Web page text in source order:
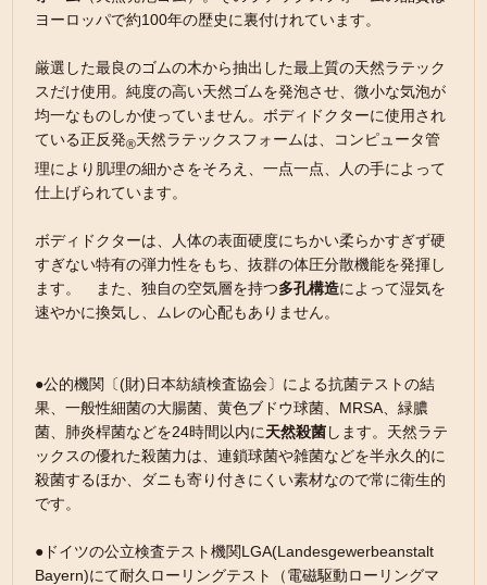
ヨーロッパで約100年の歴史に裏付けれています。
厳選した最良のゴムの木から抽出した最上質の天然ラテック
スだけ使用。純度の高い天然ゴムを発泡させ、微小な気泡が
均一なものしか使っていません。ボディドクターに使用され
ている正反発®天然ラテックスフォームは、コンピュータ管
理により肌理の細かさをそろえ、一点一点、人の手によって
仕上げられています。
ボディドクターは、人体の表面硬度にちかい柔らかすぎず硬
すぎない特有の弾力性をもち、抜群の体圧分散機能を発揮し
ます。 また、独自の空気層を持つ多孔構造によって湿気を
速やかに換気し、ムレの心配もありません。
●公的機関〔(財)日本紡績検査協会〕による抗菌テストの結
果、一般性細菌の大腸菌、黄色ブドウ球菌、MRSA、緑膿
菌、肺炎桿菌などを24時間以内に天然殺菌します。天然ラテ
ックスの優れた殺菌力は、連鎖球菌や雑菌などを半永久的に
殺菌するほか、ダニも寄り付きにくい素材なので常に衛生的
です。
●ドイツの公立検査テスト機関LGA(Landesgewerbeanstalt
Bayern)にて耐久ローリングテスト（電磁駆動ローリングマ